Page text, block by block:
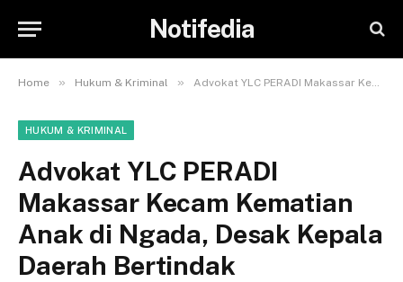
Notifedia
Home » Hukum & Kriminal » Advokat YLC PERADI Makassar Kecam Kematian Anak di Ngada, Desak Kepala Daerah Bertindak
HUKUM & KRIMINAL
Advokat YLC PERADI
Makassar Kecam Kematian
Anak di Ngada, Desak Kepala
Daerah Bertindak